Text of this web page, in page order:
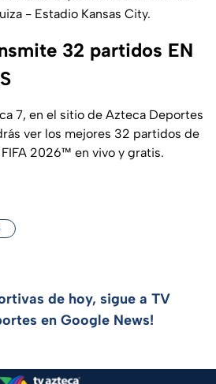
- Estadio Kansas City.
32 partidos EN
7, en el sitio de Azteca Deportes
ver los mejores 32 partidos de
2026™ en vivo y gratis.
de hoy, sigue a TV
en Google News!